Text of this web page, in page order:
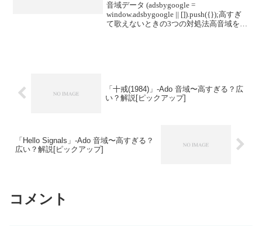
音域データ (adsbygoogle =
window.adsbygoogle || []).push({});高すぎ
て歌えないときの3つの対処法高音域を広
「十戒(1984)」-Ado 音域〜高すぎる？広
い？解説[ピックアップ]
「Hello Signals」-Ado 音域〜高すぎる？
広い？解説[ピックアップ]
コメント